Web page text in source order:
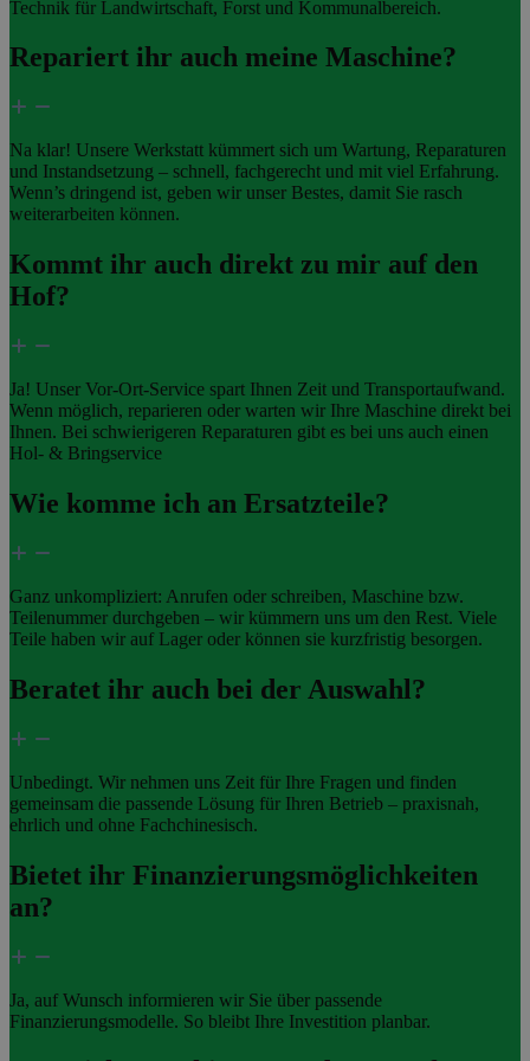
Technik für Landwirtschaft, Forst und Kommunalbereich.
Repariert ihr auch meine Maschine?
Na klar! Unsere Werkstatt kümmert sich um Wartung, Reparaturen
und Instandsetzung – schnell, fachgerecht und mit viel Erfahrung.
Wenn’s dringend ist, geben wir unser Bestes, damit Sie rasch
weiterarbeiten können.
Kommt ihr auch direkt zu mir auf den
Hof?
Ja! Unser Vor-Ort-Service spart Ihnen Zeit und Transportaufwand.
Wenn möglich, reparieren oder warten wir Ihre Maschine direkt bei
Ihnen. Bei schwierigeren Reparaturen gibt es bei uns auch einen
Hol- & Bringservice
Wie komme ich an Ersatzteile?
Ganz unkompliziert: Anrufen oder schreiben, Maschine bzw.
Teilenummer durchgeben – wir kümmern uns um den Rest. Viele
Teile haben wir auf Lager oder können sie kurzfristig besorgen.
Beratet ihr auch bei der Auswahl?
Unbedingt. Wir nehmen uns Zeit für Ihre Fragen und finden
gemeinsam die passende Lösung für Ihren Betrieb – praxisnah,
ehrlich und ohne Fachchinesisch.
Bietet ihr Finanzierungsmöglichkeiten
an?
Ja, auf Wunsch informieren wir Sie über passende
Finanzierungsmodelle. So bleibt Ihre Investition planbar.